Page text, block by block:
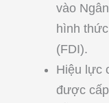
vào
hình
(FDI).
Hiệu lực
được